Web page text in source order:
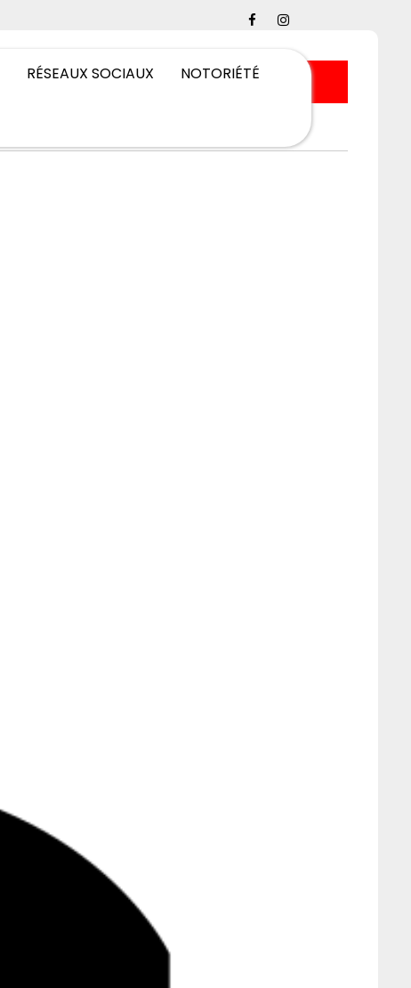
RÉSEAUX SOCIAUX NOTORIÉTÉ